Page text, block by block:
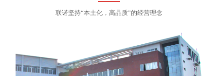
联诺坚持“本土化，高品质”的经营理念